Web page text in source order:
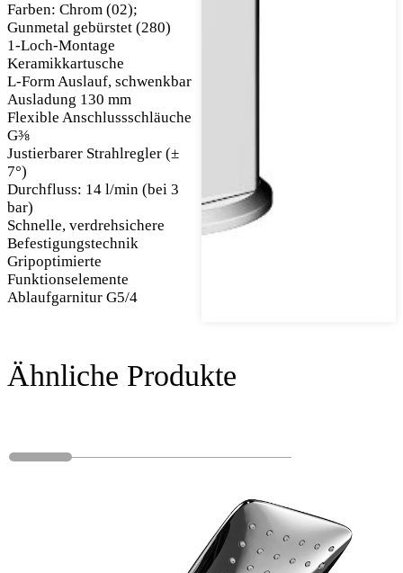
Farben: Chrom (02);
Gunmetal gebürstet (280)
1-Loch-Montage
Keramikkartusche
L-Form Auslauf, schwenkbar
Ausladung 130 mm
Flexible Anschlussschläuche
G⅜
Justierbarer Strahlregler (±
7°)
Durchfluss: 14 l/min (bei 3
bar)
Schnelle, verdrehsichere
Befestigungstechnik
Gripoptimierte
Funktionselemente
Ablaufgarnitur G5/4
Ähnliche Produkte